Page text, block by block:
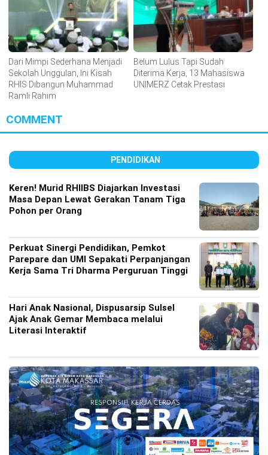
Dari Mimpi Sederhana Menjadi
Sekolah Unggulan, Ini Kisah
RHIS Dibangun Muhammad
Ramli Rahim
Belum Lulus Tapi Sudah
Diterima Kerja, 13 Mahasiswa
UNIMERZ Cetak Prestasi
COMMENT
PENDIDIKAN
Keren! Murid RHIIBS Diajarkan Investasi
Masa Depan Lewat Gerakan Tanam Tiga
Pohon per Orang
Perkuat Sinergi Pendidikan, Pemkot
Parepare dan UMI Sepakati Perpanjangan
Kerja Sama Tri Dharma Perguruan Tinggi
Hari Anak Nasional, Dispusarsip Sulsel
Ajak Anak Gemar Membaca melalui
Literasi Interaktif